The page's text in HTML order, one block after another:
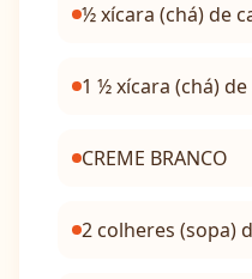
½ xícara (chá) de
1 ½ xícara (chá)
CREME BRANCO
2 colheres (sopa)